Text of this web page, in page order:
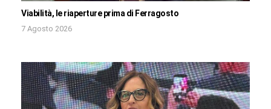
Viabilità, le riaperture prima di Ferragosto
7 Agosto 2026